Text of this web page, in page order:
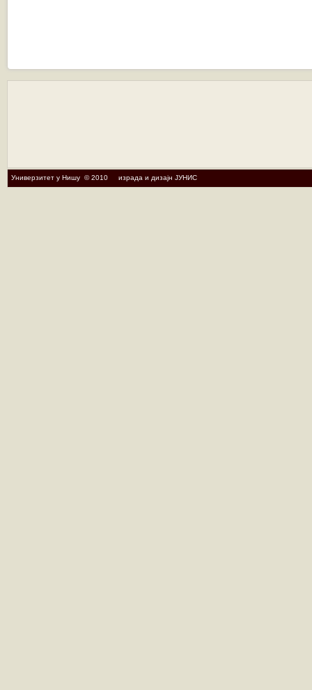
Универзитет у Нишу © 2010 израда и дизајн ЈУНИС